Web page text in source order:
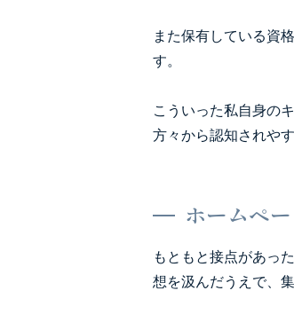
また保有している資
す。
こういった私自身の
方々から認知されや
ホームペ
もともと接点があっ
想を汲んだうえで、